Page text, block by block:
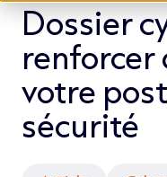
Dossier
votre
sécurité